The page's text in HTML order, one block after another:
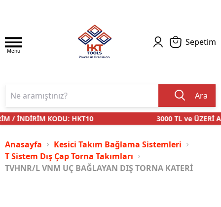
Menu
Sepetim
Ara
/ İNDİRİM KODU: HKT10 3000 TL ve ÜZERİ
Anasayfa
Kesici Takım Bağlama Sistemleri
T Sistem Dış Çap Torna Takımları
TVHNR/L VNM UÇ BAĞLAYAN DIŞ TORNA KATERİ